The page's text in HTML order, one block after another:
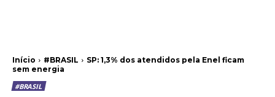
Início #BRASIL
SP: 1,3% dos atendidos pela Enel ficam
sem energia
#BRASIL